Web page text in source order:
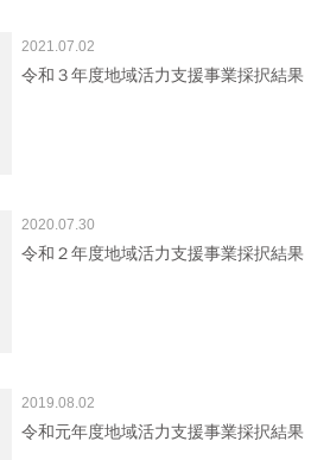
2021.07.02
令和３年度地域活力支援事業採択結果
2020.07.30
令和２年度地域活力支援事業採択結果
2019.08.02
令和元年度地域活力支援事業採択結果